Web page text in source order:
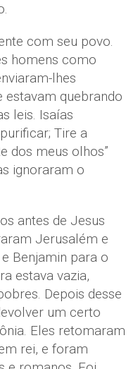
com seu povo.
homens como
lhes
estavam quebrando
leis. Isaías
Tire a
dos meus olhos”
ignoraram o
antes de Jesus
Jerusalém e
Benjamin para o
estava vazia,
Depois desse
um certo
Eles retomaram
rei, e foram